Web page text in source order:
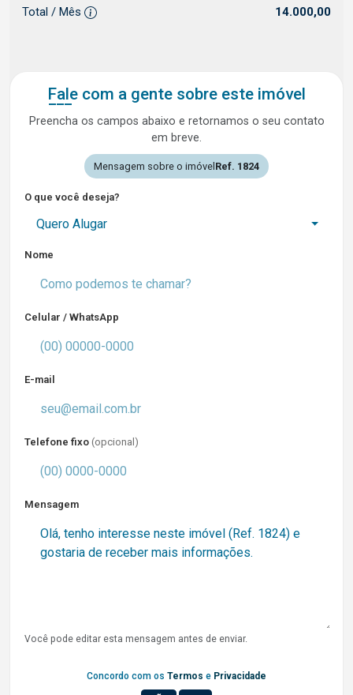
Total / Mês 14.000,00
Fale com a gente sobre este imóvel
Preencha os campos abaixo e retornamos o seu contato
em breve.
Mensagem sobre o imóvel Ref. 1824
O que você deseja?
Quero Alugar
Nome
Celular / WhatsApp
E-mail
Telefone fixo (opcional)
Mensagem
Você pode editar esta mensagem antes de enviar.
Concordo com os Termos e Privacidade